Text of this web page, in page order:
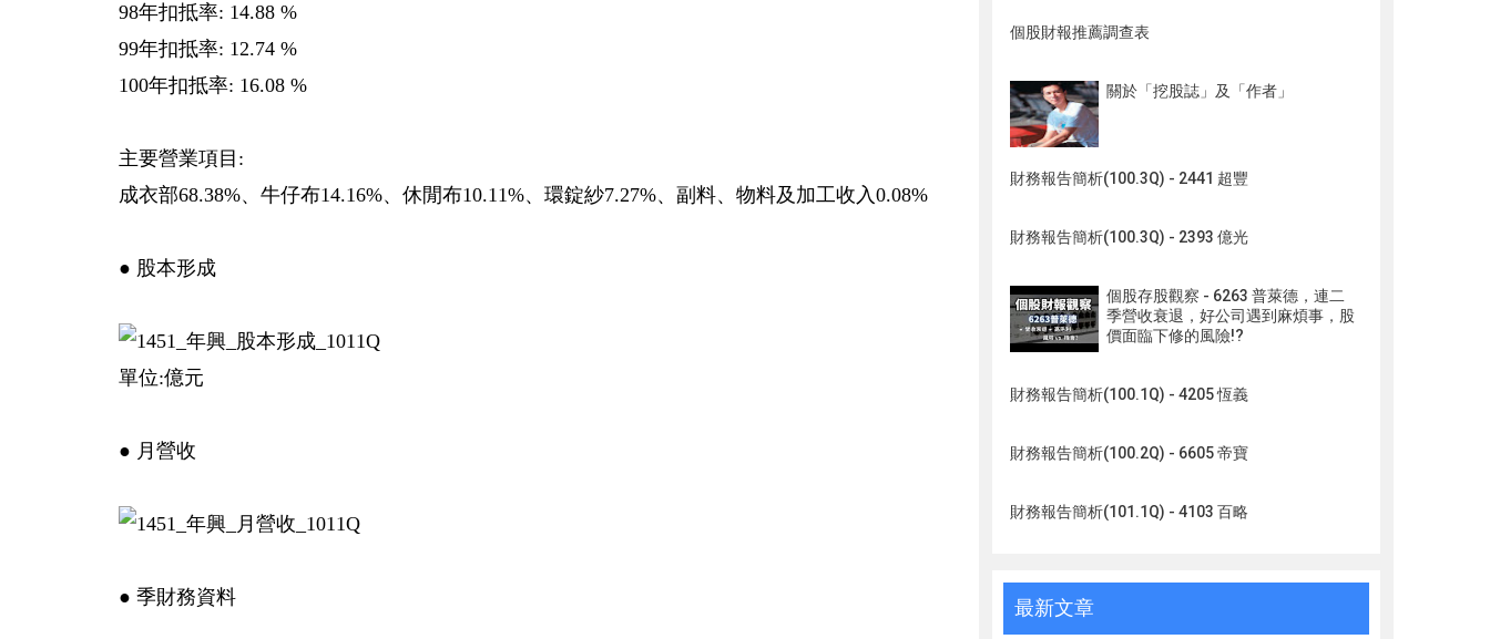
98年扣抵率: 14.88 %
99年扣抵率: 12.74 %
100年扣抵率: 16.08 %
主要營業項目:
成衣部68.38%、牛仔布14.16%、休閒布10.11%、環錠紗7.27%、副料、物料及加工收入0.08%
● 股本形成
單位:億元
● 月營收
● 季財務資料
個股財報推薦調查表
關於「挖股誌」及「作者」
財務報告簡析(100.3Q) - 2441 超豐
財務報告簡析(100.3Q) - 2393 億光
個股存股觀察 - 6263 普萊德，連二
季營收衰退，好公司遇到麻煩事，股
價面臨下修的風險!?
財務報告簡析(100.1Q) - 4205 恆義
財務報告簡析(100.2Q) - 6605 帝寶
財務報告簡析(101.1Q) - 4103 百略
最新文章